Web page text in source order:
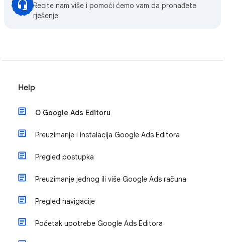
Recite nam više i pomoći ćemo vam da pronađete
rješenje
Help
O Google Ads Editoru
Preuzimanje i instalacija Google Ads Editora
Pregled postupka
Preuzimanje jednog ili više Google Ads računa
Pregled navigacije
Početak upotrebe Google Ads Editora